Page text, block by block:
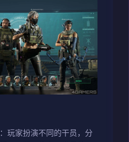
：玩家扮演不同的干员，分